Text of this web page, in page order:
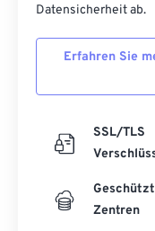
Datensicherheit ab.
Erfahren Sie
SSL/TLS
Zentren